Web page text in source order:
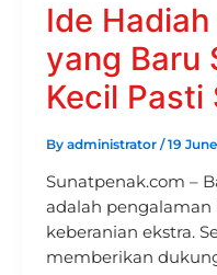
Ide
yang Baru
Kecil Pasti
By administrator /19
Sunatpenak.com –
adalah pengalaman
keberanian ekstra.
memberikan